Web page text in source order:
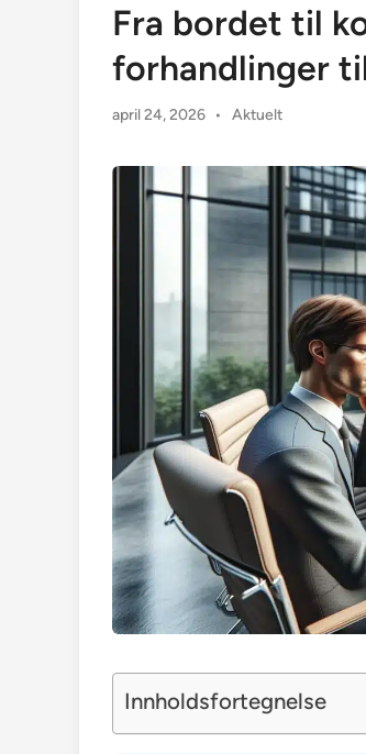
Fra bordet til
forhandlinger
april 24, 2026 •
Posted
Aktuelt
Innholdsfortegnelse